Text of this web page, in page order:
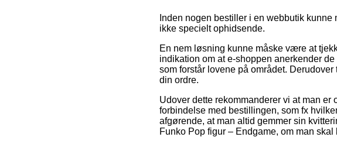
Inden nogen bestiller i en webbutik
ikke specielt ophidsende.
En nem løsning kunne måske være at
indikation om at e-shoppen anerkender
som forstår lovene på området.
din ordre.
Udover dette rekommanderer vi at man
forbindelse med bestillingen, som fx
afgørende, at man altid gemmer sin
Funko Pop figur – Endgame, om man